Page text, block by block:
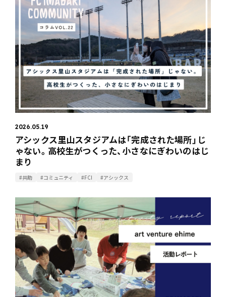
2026.05.19
アシックス里山スタジアムは「完成された場所」じ
ゃない。高校生がつくった、小さなにぎわいのはじ
まり
#共助 #コミュニティ #FCI #アシックス